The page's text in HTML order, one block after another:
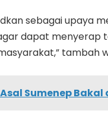
sebagai upaya
dapat menyerap
tambah
Asal Sumenep